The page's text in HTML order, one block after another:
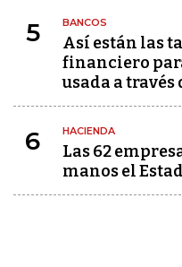
5 BANCOS
Así están las
financiero
usada a través
6 HACIENDA
Las 62
manos el